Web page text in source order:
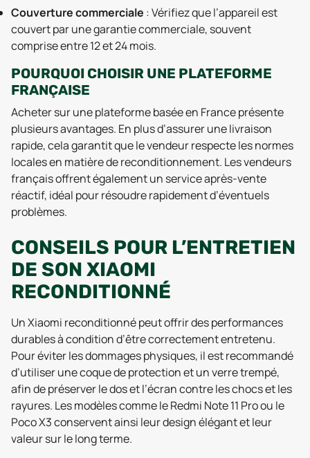
Couverture commerciale : Vérifiez que l’appareil est
couvert par une garantie commerciale, souvent
comprise entre 12 et 24 mois.
POURQUOI CHOISIR UNE PLATEFORME
FRANÇAISE
Acheter sur une plateforme basée en France présente
plusieurs avantages. En plus d’assurer une livraison
rapide, cela garantit que le vendeur respecte les normes
locales en matière de reconditionnement. Les vendeurs
français offrent également un service après-vente
réactif, idéal pour résoudre rapidement d’éventuels
problèmes.
CONSEILS POUR L’ENTRETIEN
DE SON XIAOMI
RECONDITIONNÉ
Un Xiaomi reconditionné peut offrir des performances
durables à condition d’être correctement entretenu.
Pour éviter les dommages physiques, il est recommandé
d’utiliser une coque de protection et un verre trempé,
afin de préserver le dos et l’écran contre les chocs et les
rayures. Les modèles comme le Redmi Note 11 Pro ou le
Poco X3 conservent ainsi leur design élégant et leur
valeur sur le long terme.